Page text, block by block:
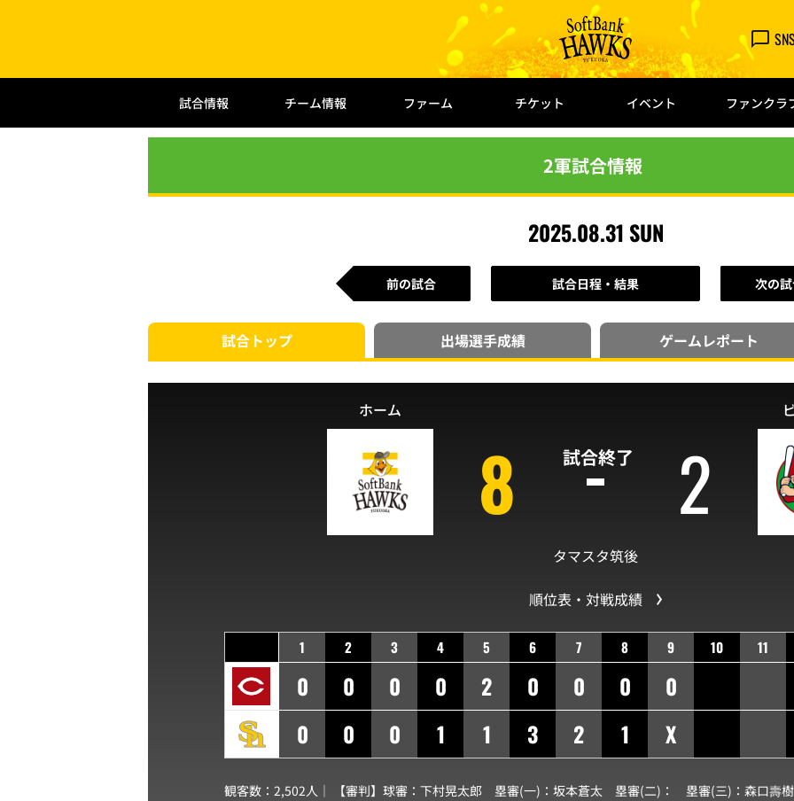
試合情報 チーム情報 ファーム チケット イベント ファンクラ
2軍試合情報
2025.08.31 SUN
前の試合 試合日程・結果 次の
試合トップ 出場選手成績 ゲームレポート
試合終了
ホーム
8 2
タマスタ筑後
順位表・対戦成績
1 2 3 4 5 6 7 8 9 10 11
0 0 0 0 2 0 0 0
0
0
0 0 1 1 3 2 1 X
観客数：2,502人｜ 【審判】球審： 下村晃太郎 塁審(一)： 坂本蒼太 塁審(二)： 塁審(三)： 森口壽樹